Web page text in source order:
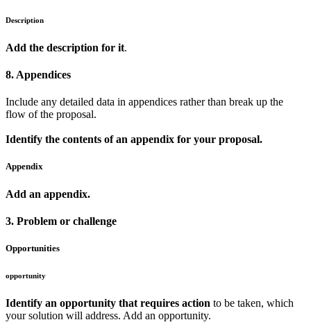
Description
Add the description for it.
8. Appendices
Include any detailed data in appendices rather than break up the
flow of the proposal.
Identify the contents of an appendix for your proposal.
Appendix
Add an appendix.
3. Problem or challenge
Opportunities
opportunity
Identify an opportunity that requires action to be taken, which
your solution will address. Add an opportunity.